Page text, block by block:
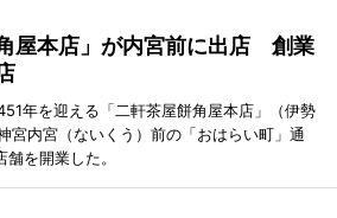
屋本店」が内宮前に出店 創業
年を迎える「二軒茶屋餅角屋本店」（伊勢
宮内宮（ないくう）前の「おはらい町」通
を開業した。